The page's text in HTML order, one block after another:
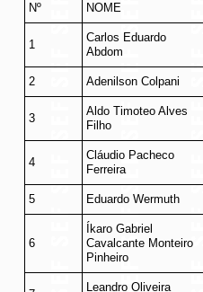
Nº NOME
1
Carlos Eduardo
Abdom
2 Adenilson Colpani
3
Aldo Timoteo Alves
Filho
4
Cláudio Pacheco
Ferreira
5 Eduardo Wermuth
6
Íkaro Gabriel
Cavalcante Monteiro
Pinheiro
Leandro Oliveira